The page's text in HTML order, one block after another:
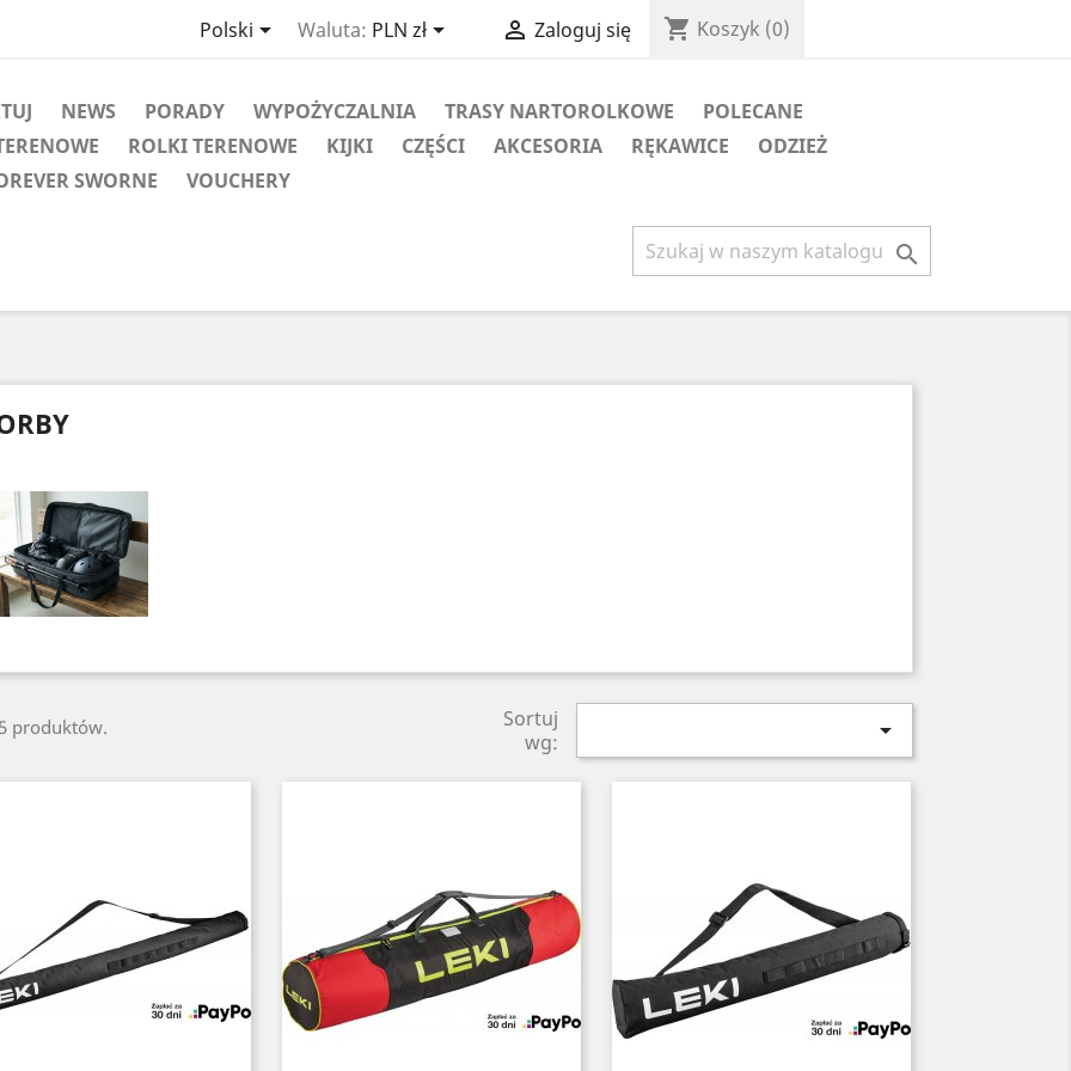
Polski Waluta: PLN zł  Zaloguj się shopping_cart Koszyk (0)
NEWS PORADY WYPOŻYCZALNIA TRASY NARTOROLKOWE
POLECANE
ROLKI TERENOWE KIJKI CZĘŚCI AKCESORIA RĘKAWICE
ODZIEŻ
SWORNE
VOUCHERY

produktów.
Sortuj
wg:
